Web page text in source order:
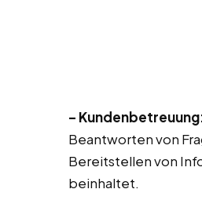
–
Beantworten von
Bereitstellen von
beinhaltet.